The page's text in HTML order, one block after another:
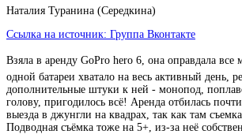
Наталия Туранина (Середкина)
Ссылка на источник: Группа Вконтакте
Взяла в аренду GoPro hero 6, она оправдала
одной батареи хватало на весь активный день,
дополнительные штуки к ней - монопод,
голову, пригодилось всё! Аренда отбилась
выезда в джунгли на квадрах, так как там
Подводная съёмка тоже на 5+, из-за неё